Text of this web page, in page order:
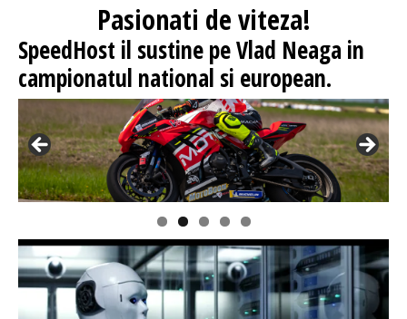
Pasionati de viteza!
SpeedHost il sustine pe Vlad Neaga in
campionatul national si european.